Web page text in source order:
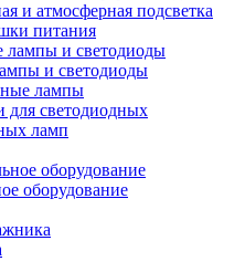
и атмосферная подсветка
питания
и светодиоды
лампы
для светодиодных
ламп
оборудование